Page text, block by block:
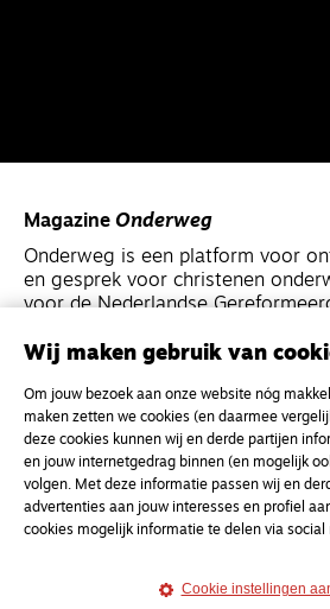
Magazine Onderweg
Onderweg is een platform voor
en gesprek voor christenen
voor de Nederlandse
Magazine
Onderweg
Kvk-nummer 33277063
NL46 INGB 0117 5827 86
info@onderwegonline.nl
Wij maken gebruik van
Om jouw bezoek aan onze website nóg
maken zetten we cookies (en daarmee
deze cookies kunnen wij en derde partijen
en jouw internetgedrag binnen (en mogelijk
volgen. Met deze informatie passen wij en
advertenties aan jouw interesses en profiel
cookies mogelijk informatie te delen via social
Cookie instellingen